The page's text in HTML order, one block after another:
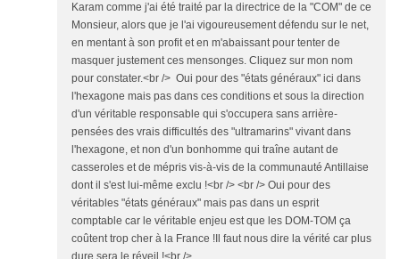
Karam comme j'ai été traité par la directrice de la "COM" de ce
Monsieur, alors que je l'ai vigoureusement défendu sur le net,
en mentant à son profit et en m'abaissant pour tenter de
masquer justement ces mensonges. Cliquez sur mon nom
pour constater.<br /> Oui pour des "états généraux" ici dans
l'hexagone mais pas dans ces conditions et sous la direction
d'un véritable responsable qui s'occupera sans arrière-
pensées des vrais difficultés des "ultramarins" vivant dans
l'hexagone, et non d'un bonhomme qui traîne autant de
casseroles et de mépris vis-à-vis de la communauté Antillaise
dont il s'est lui-même exclu !<br /> <br /> Oui pour des
véritables "états généraux" mais pas dans un esprit
comptable car le véritable enjeu est que les DOM-TOM ça
coûtent trop cher à la France !Il faut nous dire la vérité car plus
dure sera le réveil !<br />